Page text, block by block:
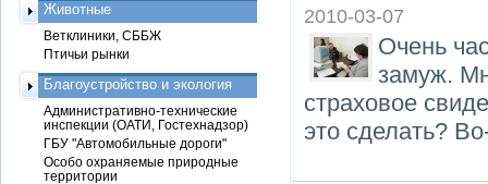
2010-03-07
Очень
замуж.
страховое
это сделать?
Животные
Ветклиники, СББЖ
Птичьи рынки
Благоустройство и экология
Административно-технические
инспекции (ОАТИ, Гостехнадзор)
ГБУ "Автомобильные дороги"
Особо охраняемые природные
территории